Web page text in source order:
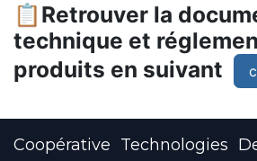
📋Retrouver la
technique et
produits en suivant
Coopérative Technologies